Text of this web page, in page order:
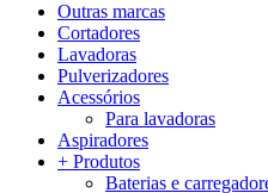
Outras marcas
Cortadores
Lavadoras
Pulverizadores
Acessórios
Para lavadoras
Aspiradores
+ Produtos
Baterias e